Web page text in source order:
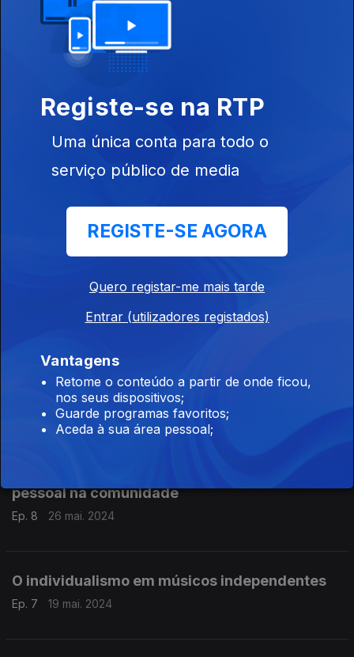
Marés e Tabus
28 jun. 2024
Os autores
16 jun. 2024
A música portuguesa no contexto jazzístic -
09 jun. 2024
Marés e Tabus
02 jun. 2024
pessoal na comunidade
Ep. 8 26 mai. 2024
O individualismo em músicos independentes
Ep. 7 19 mai. 2024
Registe-se na RTP
Uma única conta para todo o
serviço público de media
REGISTE-SE AGORA
Quero registar-me mais tarde
Entrar (utilizadores registados)
Vantagens
Retome o conteúdo a partir de onde ficou,
nos seus dispositivos;
Guarde programas favoritos;
Aceda à sua área pessoal;